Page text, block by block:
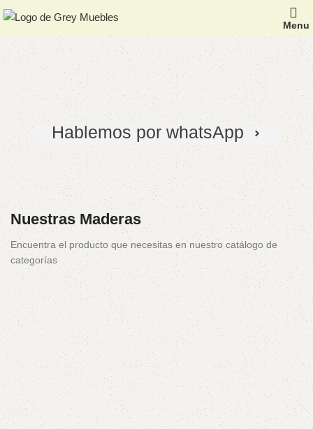
Menu
Somos creadores de
sueños
Nos especializamos en muebles de cenizaro ypino
chileno
Hablemos por whatsApp
Muebles
De
Cenizaro
75 products
Muebles
De Pino
Chileno
103 products
Nuestras Maderas
Encuentra el producto que necesitas en nuestro catálogo de
categorías